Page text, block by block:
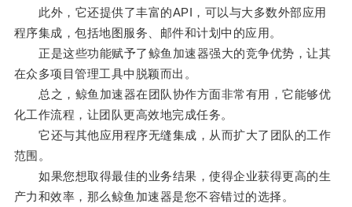
此外，它还提供了丰富的API，可以与大多数外部应用
程序集成，包括地图服务、邮件和计划中的应用。
正是这些功能赋予了鲸鱼加速器强大的竞争优势，让其
在众多项目管理工具中脱颖而出。
总之，鲸鱼加速器在团队协作方面非常有用，它能够优
化工作流程，让团队更高效地完成任务。
它还与其他应用程序无缝集成，从而扩大了团队的工作
范围。
如果您想取得最佳的业务结果，使得企业获得更高的生
产力和效率，那么鲸鱼加速器是您不容错过的选择。